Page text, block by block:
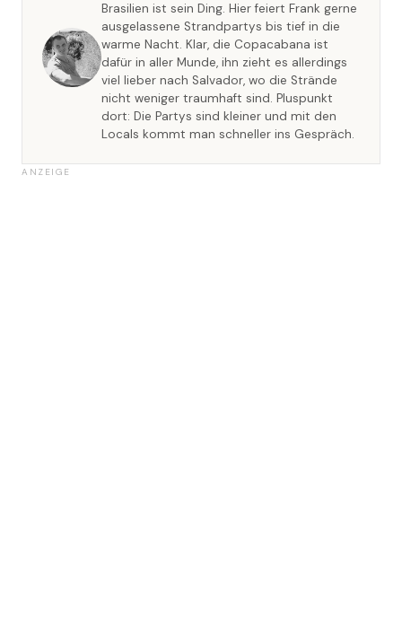
Brasilien ist sein Ding. Hier feiert Frank gerne
ausgelassene Strandpartys bis tief in die
warme Nacht. Klar, die Copacabana ist
dafür in aller Munde, ihn zieht es allerdings
viel lieber nach Salvador, wo die Strände
nicht weniger traumhaft sind. Pluspunkt
dort: Die Partys sind kleiner und mit den
Locals kommt man schneller ins Gespräch.
ANZEIGE